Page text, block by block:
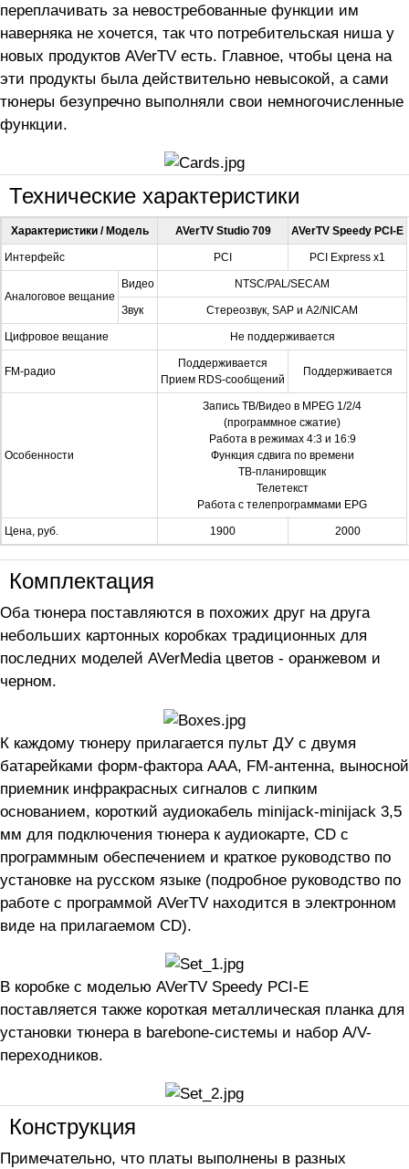
переплачивать за невостребованные функции им
наверняка не хочется, так что потребительская ниша у
новых продуктов AVerTV есть. Главное, чтобы цена на
эти продукты была действительно невысокой, а сами
тюнеры безупречно выполняли свои немногочисленные
функции.
Технические характеристики
Характеристики / Модель AVerTV Studio 709 AVerTV Speedy PCI-E
Интерфейс PCI PCI Express x1
Аналоговое вещание
Видео NTSC/PAL/SECAM
Звук Стереозвук, SAP и A2/NICAM
Цифровое вещание Не поддерживается
FM-радио
Поддерживается
Прием RDS-сообщений
Поддерживается
Особенности
Запись ТВ/Видео в MPEG 1/2/4
(программное сжатие)
Работа в режимах 4:3 и 16:9
Функция сдвига по времени
ТВ-планировщик
Телетекст
Работа с телепрограммами EPG
Цена, руб. 1900 2000
Комплектация
Оба тюнера поставляются в похожих друг на друга
небольших картонных коробках традиционных для
последних моделей AVerMedia цветов - оранжевом и
черном.
К каждому тюнеру прилагается пульт ДУ с двумя
батарейками форм-фактора ААА, FM-антенна, выносной
приемник инфракрасных сигналов с липким
основанием, короткий аудиокабель minijack-minijack 3,5
мм для подключения тюнера к аудиокарте, CD с
программным обеспечением и краткое руководство по
установке на русском языке (подробное руководство по
работе с программой AVerTV находится в электронном
виде на прилагаемом CD).
В коробке с моделью AVerTV Speedy PCI-E
поставляется также короткая металлическая планка для
установки тюнера в barebone-системы и набор A/V-
переходников.
Конструкция
Примечательно, что платы выполнены в разных